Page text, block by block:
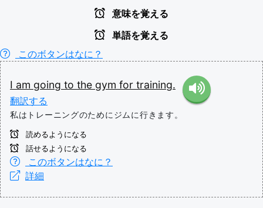
意味を覚える
単語を覚える
このボタンはなに？
I am going to the gym for training.
翻訳する
私はトレーニングのためにジムに行きます。
読めるようになる
話せるようになる
このボタンはなに？
詳細